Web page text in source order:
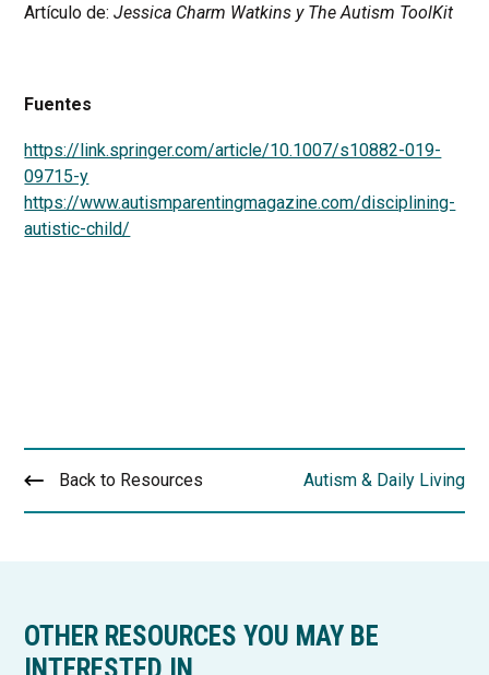
Artículo de: Jessica Charm Watkins y The Autism ToolKit
Fuentes
https://link.springer.com/article/10.1007/s10882-019-
09715-y
https://www.autismparentingmagazine.com/disciplining-
autistic-child/
Back to Resources Autism & Daily Living
OTHER RESOURCES YOU MAY BE